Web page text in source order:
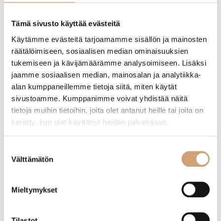
Tämä sivusto käyttää evästeitä
Käytämme evästeitä tarjoamamme sisällön ja mainosten
räätälöimiseen, sosiaalisen median ominaisuuksien
tukemiseen ja kävijämäärämme analysoimiseen. Lisäksi
jaamme sosiaalisen median, mainosalan ja analytiikka-
alan kumppaneillemme tietoja siitä, miten käytät
sivustoamme. Kumppanimme voivat yhdistää näitä
tietoja muihin tietoihin, joita olet antanut heille tai joita on
kerätty, kun olet käyttänyt heidän palvelujaan.
valinta
Välttämätön
Mieltymykset
Näytetään ainoa tulos